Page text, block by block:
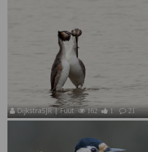
DijkstraSJR | Fuut 162 1 21